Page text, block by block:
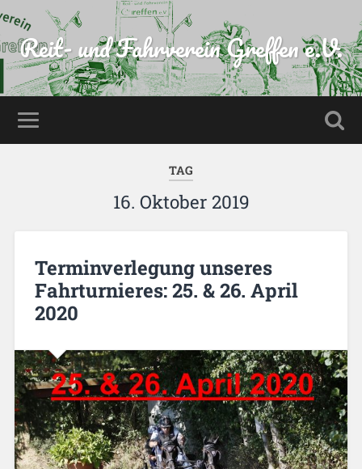
Reit- und Fahrverein Greffen e.V.
TAG
16. Oktober 2019
Terminverlegung unseres
Fahrturnieres: 25. & 26. April
2020